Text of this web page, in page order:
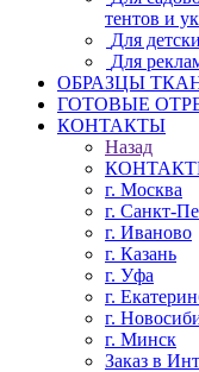
тентов и
Для
Для
ОБРАЗЦЫ
ГОТОВЫЕ
КОНТАКТЫ
Назад
г. Москва
г. Санкт-
г. Иваново
г. Казань
г. Уфа
г.
г.
г. Минск
Заказ в